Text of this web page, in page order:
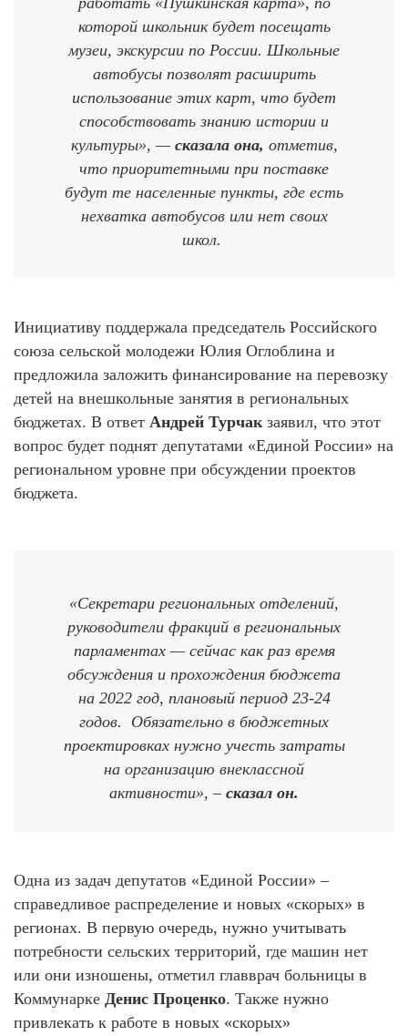
которой школьник будет посещать
музеи, экскурсии по России. Школьные
автобусы позволят расширить
использование этих карт, что будет
способствовать знанию истории и
культуры», — сказала она, отметив,
что приоритетными при поставке
будут те населенные пункты, где есть
нехватка автобусов или нет своих
школ.
Инициативу поддержала председатель Российского
союза сельской молодежи Юлия Оглоблина и
предложила заложить финансирование на перевозку
детей на внешкольные занятия в региональных
бюджетах. В ответ Андрей Турчак заявил, что этот
вопрос будет поднят депутатами «Единой России» на
региональном уровне при обсуждении проектов
бюджета.
«Секретари региональных отделений,
руководители фракций в региональных
парламентах — сейчас как раз время
обсуждения и прохождения бюджета
на 2022 год, плановый период 23-24
годов. Обязательно в бюджетных
проектировках нужно учесть затраты
на организацию внеклассной
активности», – сказал он.
Одна из задач депутатов «Единой России» –
справедливое распределение и новых «скорых» в
регионах. В первую очередь, нужно учитывать
потребности сельских территорий, где машин нет
или они изношены, отметил главврач больницы в
Коммунарке Денис Проценко. Также нужно
привлекать к работе в новых «скорых»